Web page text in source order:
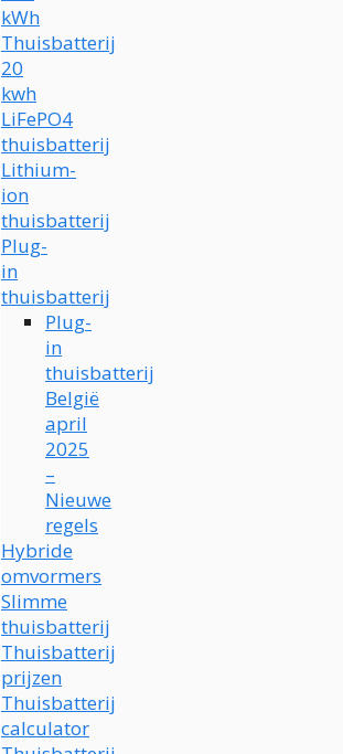
kWh
Thuisbatterij
20
kwh
LiFePO4
thuisbatterij
Lithium-
ion
thuisbatterij
Plug-
in
thuisbatterij
Plug-
in
thuisbatterij
België
april
2025
–
Nieuwe
regels
Hybride
omvormers
Slimme
thuisbatterij
Thuisbatterij
prijzen
Thuisbatterij
calculator